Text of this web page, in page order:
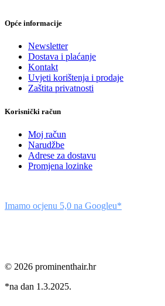
Opće informacije
Newsletter
Dostava i plaćanje
Kontakt
Uvjeti korištenja i prodaje
Zaštita privatnosti
Korisnički račun
Moj račun
Narudžbe
Adrese za dostavu
Promjena lozinke
Imamo ocjenu 5,0 na Googleu*
© 2026 prominenthair.hr
*na dan 1.3.2025.